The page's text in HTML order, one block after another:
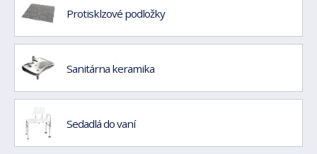
Protisklzové podložky
Sanitárna keramika
Sedadlá do vaní